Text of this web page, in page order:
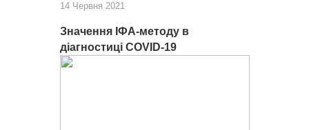
14 Червня 2021
Значення ІФА-методу в
діагностиці COVID-19